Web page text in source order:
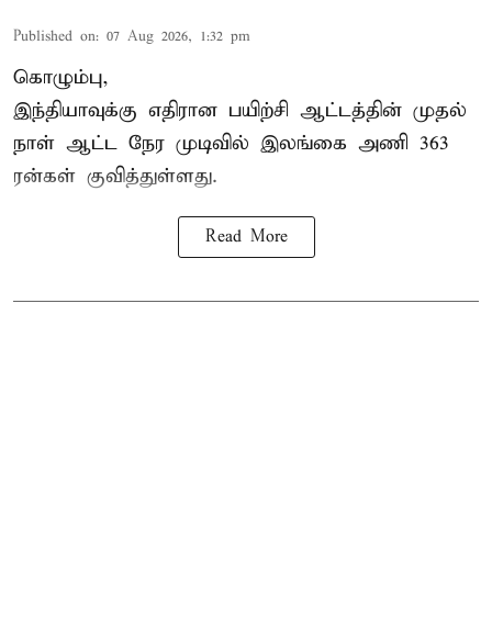
Published on: 07 Aug 2026, 1:32 pm
கொழும்பு,
இந்தியாவுக்கு எதிரான பயிற்சி ஆட்டத்தின் முதல்
நாள் ஆட்ட நேர முடிவில் இலங்கை அணி 363
ரன்கள் குவித்துள்ளது.
Read More